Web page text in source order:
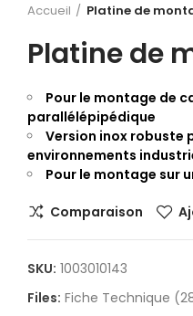
Accueil Platine de
Platine de
Pour le montage de
parallélépipédique
Version inox robuste
environnements
Pour le montage sur
Comparaison
SKU: 1003010143
Files: Fiche Technique